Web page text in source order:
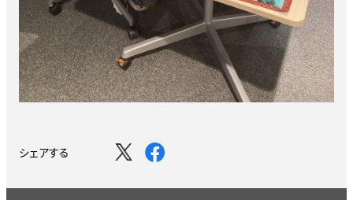
シェアする